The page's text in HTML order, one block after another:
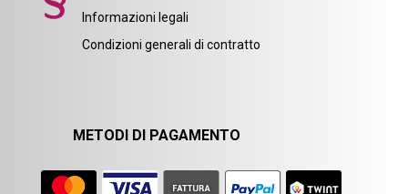
Informazioni legali
Condizioni generali di contratto
METODI DI PAGAMENTO